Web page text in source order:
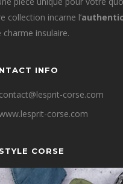
collection incarne l’
charme insulaire.
INFO
contact@lesprit-corse.com
corse.com
CORSE